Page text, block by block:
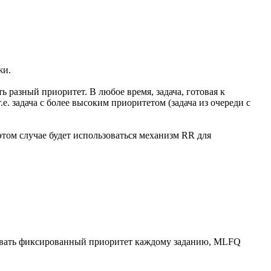
разный приоритет. В любое время, задача, готовая к
с более высоким приоритетом (задача из очереди с
случае будет использоваться механизм RR для
фиксированный приоритет каждому заданию, MLFQ